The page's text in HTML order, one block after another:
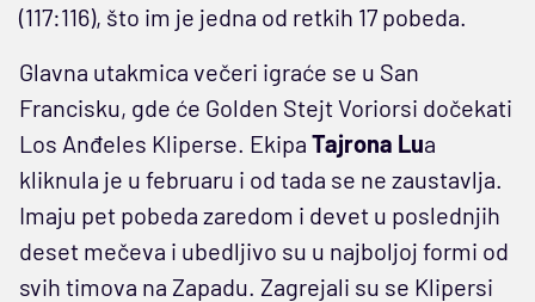
(117:116), što im je jedna od retkih 17 pobeda.
Glavna utakmica večeri igraće se u San
Francisku, gde će Golden Stejt Voriorsi dočekati
Los Anđeles Kliperse. Ekipa Tajrona Lua
kliknula je u februaru i od tada se ne zaustavlja.
Imaju pet pobeda zaredom i devet u poslednjih
deset mečeva i ubedljivo su u najboljoj formi od
svih timova na Zapadu. Zagrejali su se Klipersi